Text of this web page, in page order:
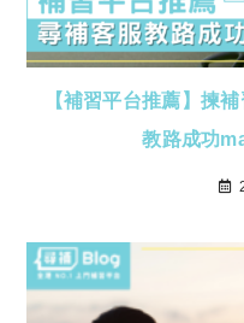
【補習平台推薦】揀
教路成功